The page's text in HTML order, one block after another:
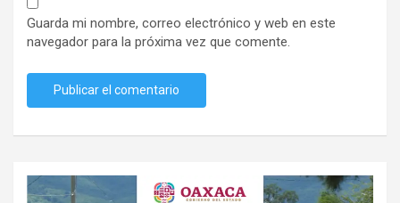
Guarda mi nombre, correo electrónico y web en este
navegador para la próxima vez que comente.